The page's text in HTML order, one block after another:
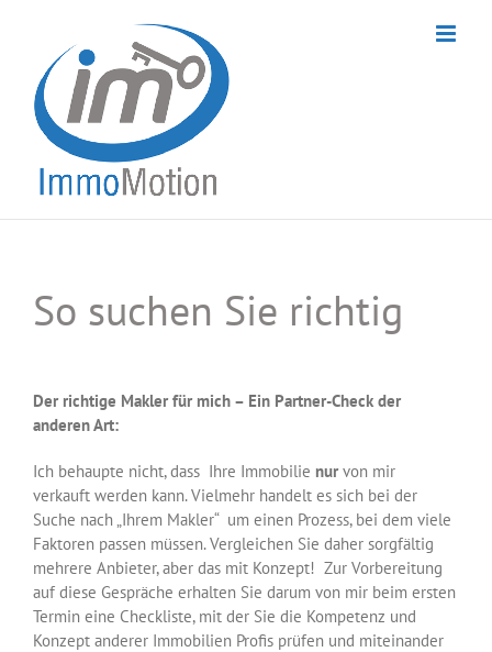
content
So suchen Sie richtig
Der richtige Makler für mich – Ein Partner-Check der
anderen Art:
Ich behaupte nicht, dass Ihre Immobilie nur von mir
verkauft werden kann. Vielmehr handelt es sich bei der
Suche nach „Ihrem Makler“ um einen Prozess, bei dem viele
Faktoren passen müssen. Vergleichen Sie daher sorgfältig
mehrere Anbieter, aber das mit Konzept! Zur Vorbereitung
auf diese Gespräche erhalten Sie darum von mir beim ersten
Termin eine Checkliste, mit der Sie die Kompetenz und
Konzept anderer Immobilien Profis prüfen und miteinander